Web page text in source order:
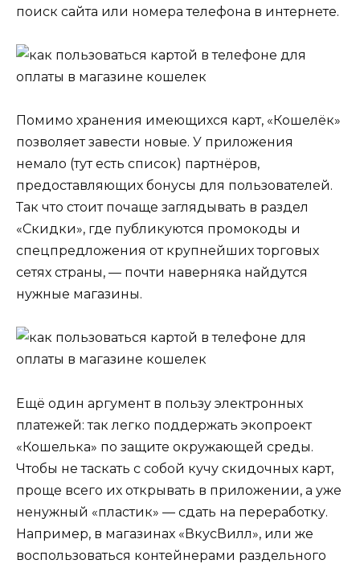
поиск сайта или номера телефона в интернете.
Помимо хранения имеющихся карт, «Кошелёк»
позволяет завести новые. У приложения
немало (тут есть список) партнёров,
предоставляющих бонусы для пользователей.
Так что стоит почаще заглядывать в раздел
«Скидки», где публикуются промокоды и
спецпредложения от крупнейших торговых
сетях страны, — почти наверняка найдутся
нужные магазины.
Ещё один аргумент в пользу электронных
платежей: так легко поддержать экопроект
«Кошелька» по защите окружающей среды.
Чтобы не таскать с собой кучу скидочных карт,
проще всего их открывать в приложении, а уже
ненужный «пластик» — сдать на переработку.
Например, в магазинах «ВкусВилл», или же
воспользоваться контейнерами раздельного